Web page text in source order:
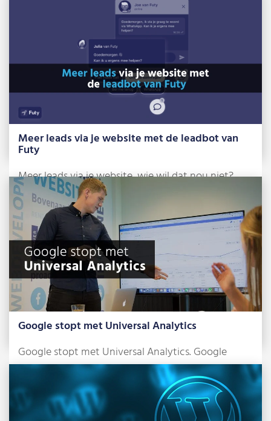
Meer leads via je website met de leadbot van
Futy
Meer leads via je website, wie wil dat nou niet?
Met de dynamische leadbots […]
Lees meer »
Google stopt met Universal Analytics
Google stopt met Universal Analytics. Google
Analytics 4 (GA4) wordt dan de nieuwe standaard.
[…]
Lees meer »